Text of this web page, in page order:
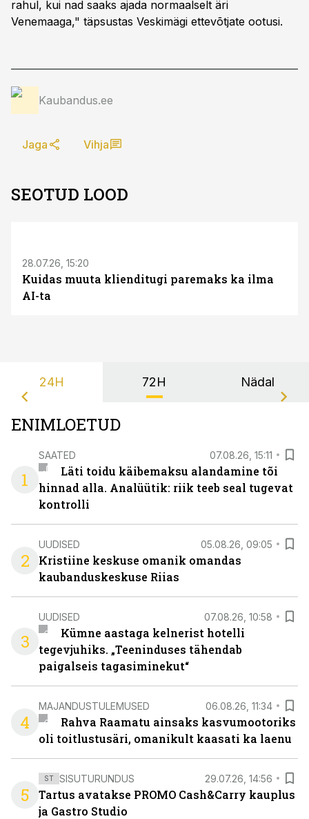
rahul, kui nad saaks ajada normaalselt äri
Venemaaga," täpsustas Veskimägi ettevõtjate ootusi.
Kaubandus.ee
Jaga Vihja
SEOTUD LOOD
28.07.26, 15:20
Kuidas muuta klienditugi paremaks ka ilma
AI-ta
24H 72H Nädal
ENIMLOETUD
1
SAATED 07.08.26, 15:11
Läti toidu käibemaksu alandamine tõi
hinnad alla. Analüütik: riik teeb seal tugevat
kontrolli
2
UUDISED 05.08.26, 09:05
Kristiine keskuse omanik omandas
kaubanduskeskuse Riias
3
UUDISED 07.08.26, 10:58
Kümne aastaga kelnerist hotelli
tegevjuhiks. „Teeninduses tähendab
paigalseis tagasiminekut“
4
MAJANDUSTULEMUSED 06.08.26, 11:34
Rahva Raamatu ainsaks kasvumootoriks
oli toitlustusäri, omanikult kaasati ka laenu
5
ST SISUTURUNDUS 29.07.26, 14:56
Tartus avatakse PROMO Cash&Carry kauplus
ja Gastro Studio